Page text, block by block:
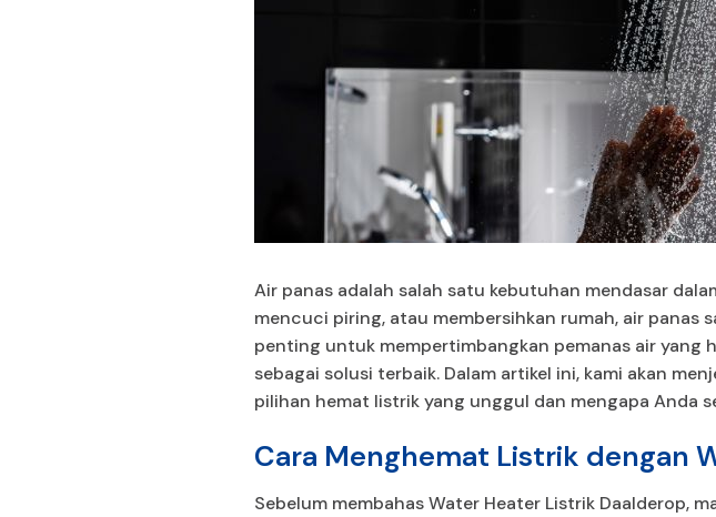
Air panas adalah salah satu kebutuhan mendasar
mencuci piring, atau membersihkan rumah, air panas
penting untuk mempertimbangkan pemanas air yang
sebagai solusi terbaik. Dalam artikel ini, kami akan
pilihan hemat listrik yang unggul dan mengapa Anda
Cara Menghemat Listrik dengan
Sebelum membahas Water Heater Listrik Daalderop,